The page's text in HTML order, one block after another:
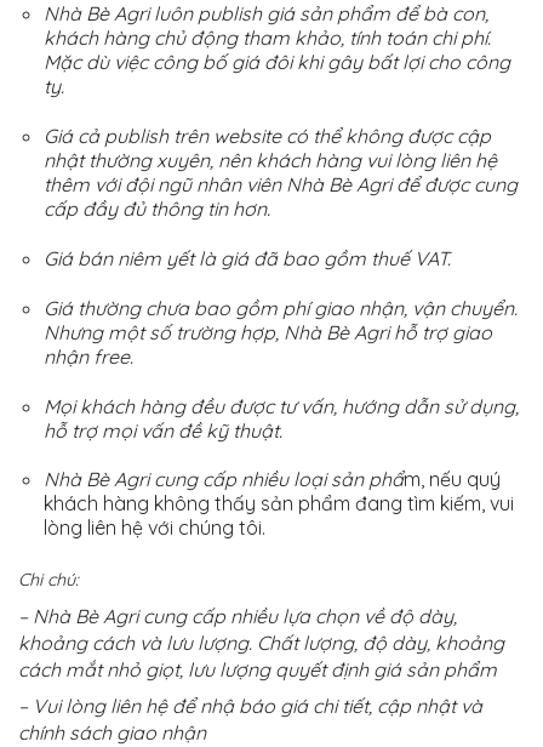
Nhà Bè Agri luôn publish giá sản phẩm để bà con,
khách hàng chủ động tham khảo, tính toán chi phí.
Mặc dù việc công bố giá đôi khi gây bất lợi cho công
ty.
Giá cả publish trên website có thể không được cập
nhật thường xuyên, nên khách hàng vui lòng liên hệ
thêm với đội ngũ nhân viên Nhà Bè Agri để được cung
cấp đầy đủ thông tin hơn.
Giá bán niêm yết là giá đã bao gồm thuế VAT.
Giá thường chưa bao gồm phí giao nhận, vận chuyển.
Nhưng một số trường hợp, Nhà Bè Agri hỗ trợ giao
nhận free.
Mọi khách hàng đều được tư vấn, hướng dẫn sử dụng,
hỗ trợ mọi vấn đề kỹ thuật.
Nhà Bè Agri cung cấp nhiều loại sản phẩm, nếu quý
khách hàng không thấy sản phẩm đang tìm kiếm, vui
lòng liên hệ với chúng tôi.
Chi chú:
– Nhà Bè Agri cung cấp nhiều lựa chọn về độ dày,
khoảng cách và lưu lượng. Chất lượng, độ dày, khoảng
cách mắt nhỏ giọt, lưu lượng quyết định giá sản phẩm
– Vui lòng liên hệ để nhậ báo giá chi tiết, cập nhật và
chính sách giao nhận